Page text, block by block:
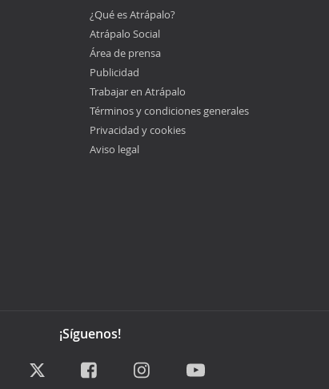
¿Qué es Atrápalo?
Atrápalo Social
Área de prensa
Publicidad
Trabajar en Atrápalo
Términos y condiciones generales
Privacidad y cookies
Aviso legal
¡Síguenos!